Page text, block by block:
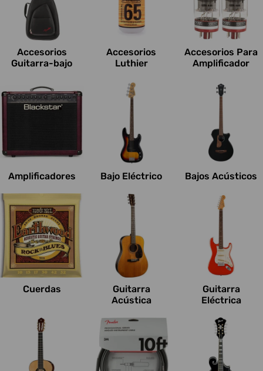
e
s
:
Accesorios
Guitarra-bajo
Accesorios
Luthier
Accesorios Para
Amplificador
Amplificadores Bajo Eléctrico Bajos Acústicos
Cuerdas
Guitarra
Acústica
Guitarra
Eléctrica